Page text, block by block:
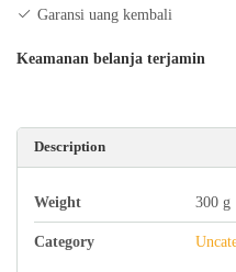
Barat
Garansi uang kembali
Keamanan belanja terjamin
Description
Weight 300 g
Category